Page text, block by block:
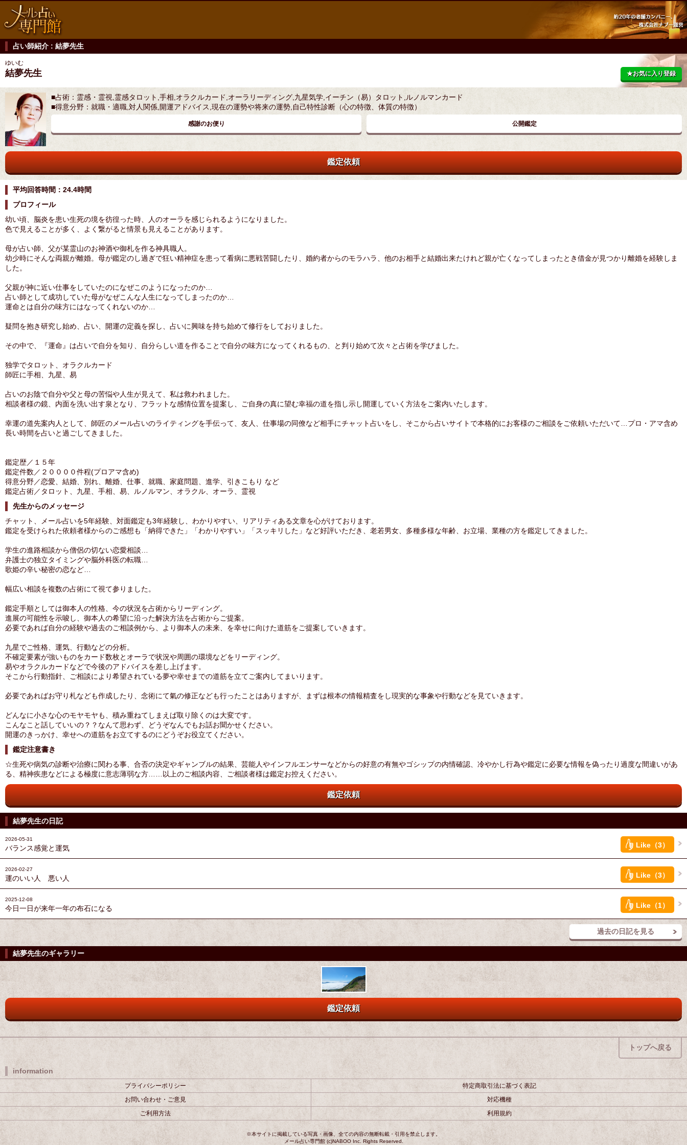
占い師紹介 : 結夢先生
ゆいむ
結夢先生 ★お気に入り登録
■占術：霊感・霊視,霊感タロット,手相,オラクルカード,オーラリーディング,九星気学,イーチン（易）タロット,ルノルマンカード
■得意分野：就職・適職,対人関係,開運アドバイス,現在の運勢や将来の運勢,自己特性診断（心の特徴、体質の特徴）
感謝のお便り 公開鑑定
鑑定依頼
平均回答時間：24.4時間
プロフィール
幼い頃、脳炎を患い生死の境を彷徨った時、人のオーラを感じられるようになりました。
色で見えることが多く、よく繋がると情景も見えることがあります。
母が占い師、父が某霊山のお神酒や御札を作る神具職人。
幼少時にそんな両親が離婚。母が鑑定のし過ぎで狂い精神症を患って看病に悪戦苦闘したり、婚約者からのモラハラ、他のお相手と結婚出来たけれど親が亡くなってしまったとき借金が見つかり離婚を経験しま
した。
父親が神に近い仕事をしていたのになぜこのようになったのか…
占い師として成功していた母がなぜこんな人生になってしまったのか…
運命とは自分の味方にはなってくれないのか…
疑問を抱き研究し始め、占い、開運の定義を探し、占いに興味を持ち始めて修行をしておりました。
その中で、『運命』は占いで自分を知り、自分らしい道を作ることで自分の味方になってくれるもの、と判り始めて次々と占術を学びました。
独学でタロット、オラクルカード
師匠に手相、九星、易
占いのお陰で自分や父と母の苦悩や人生が見えて、私は救われました。
相談者様の鏡、内面を洗い出す泉となり、フラットな感情位置を提案し、ご自身の真に望む幸福の道を指し示し開運していく方法をご案内いたします。
幸運の道先案内人として、師匠のメール占いのライティングを手伝って、友人、仕事場の同僚など相手にチャット占いをし、そこから占いサイトで本格的にお客様のご相談をご依頼いただいて…プロ・アマ含め
長い時間を占いと過ごしてきました。
鑑定歴／１５年
鑑定件数／２００００件程(プロアマ含め)
得意分野／恋愛、結婚、別れ、離婚、仕事、就職、家庭問題、進学、引きこもり など
鑑定占術／タロット、九星、手相、易、ルノルマン、オラクル、オーラ、霊視
先生からのメッセージ
チャット、メール占いを5年経験、対面鑑定も3年経験し、わかりやすい、リアリティある文章を心がけております。
鑑定を受けられた依頼者様からのご感想も「納得できた」「わかりやすい」「スッキリした」など好評いただき、老若男女、多種多様な年齢、お立場、業種の方を鑑定してきました。
学生の進路相談から僧侶の切ない恋愛相談…
弁護士の独立タイミングや脳外科医の転職…
歌姫の辛い秘密の恋など…
幅広い相談を複数の占術にて視て参りました。
鑑定手順としては御本人の性格、今の状況を占術からリーディング。
進展の可能性を示唆し、御本人の希望に沿った解決方法を占術からご提案。
必要であれば自分の経験や過去のご相談例から、より御本人の未来、を幸せに向けた道筋をご提案していきます。
九星でご性格、運気、行動などの分析。
不確定要素が強いものをカード数枚とオーラで状況や周囲の環境などをリーディング。
易やオラクルカードなどで今後のアドバイスを差し上げます。
そこから行動指針、ご相談により希望されている夢や幸せまでの道筋を立てご案内してまいります。
必要であればお守り札なども作成したり、念術にて氣の修正なども行ったことはありますが、まずは根本の情報精査をし現実的な事象や行動などを見ていきます。
どんなに小さな心のモヤモヤも、積み重ねてしまえば取り除くのは大変です。
こんなこと話していいの？？なんて思わず、どうぞなんでもお話お聞かせください。
開運のきっかけ、幸せへの道筋をお立てするのにどうぞお役立てください。
鑑定注意書き
☆生死や病気の診断や治療に関わる事、合否の決定やギャンブルの結果、芸能人やインフルエンサーなどからの好意の有無やゴシップの内情確認、冷やかし行為や鑑定に必要な情報を偽ったり過度な間違いがあ
る、精神疾患などによる極度に意志薄弱な方……以上のご相談内容、ご相談者様は鑑定お控えください。
鑑定依頼
結夢先生の日記
Like（3）
2026-05-31
バランス感覚と運気
Like（3）
2026-02-27
運のいい人 悪い人
Like（1）
2025-12-08
今日一日が来年一年の布石になる
過去の日記を見る
結夢先生のギャラリー
鑑定依頼
トップへ戻る
information
プライバシーポリシー
特定商取引法に基づく表記
お問い合わせ・ご意見
対応機種
ご利用方法
利用規約
※本サイトに掲載している写真・画像、全ての内容の無断転載・引用を禁止します。
メール占い専門館 (c)NABOO Inc. Rights Reserved.